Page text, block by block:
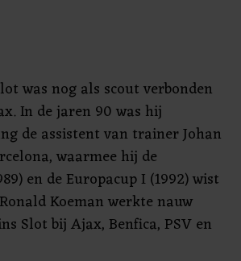
was nog als scout verbonden
In de jaren 90 was hij
de assistent van trainer Johan
waarmee hij de
en de Europacup I (1992) wist
Koeman werkte nauw
Slot bij Ajax, Benfica, PSV en